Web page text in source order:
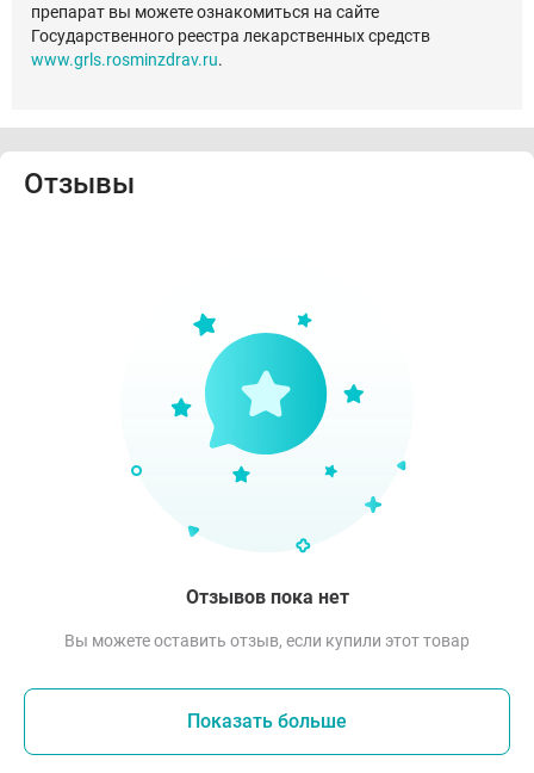
препарат вы можете ознакомиться на сайте
Государственного реестра лекарственных средств
www.grls.rosminzdrav.ru.
Отзывы
Отзывов пока нет
Вы можете оставить отзыв, если купили этот товар
Показать больше